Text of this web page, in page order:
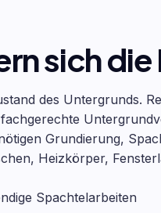
sich die
des Untergrunds.
Grundierung,
Heizkörper,
Spachtelarbeiten